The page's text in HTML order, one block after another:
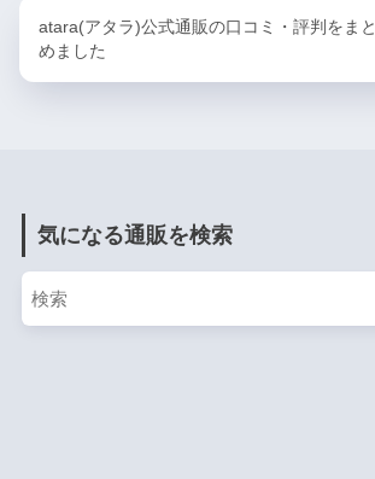
atara(アタラ)公式通販の口コミ・評判をまと
めました
気になる通販を検索